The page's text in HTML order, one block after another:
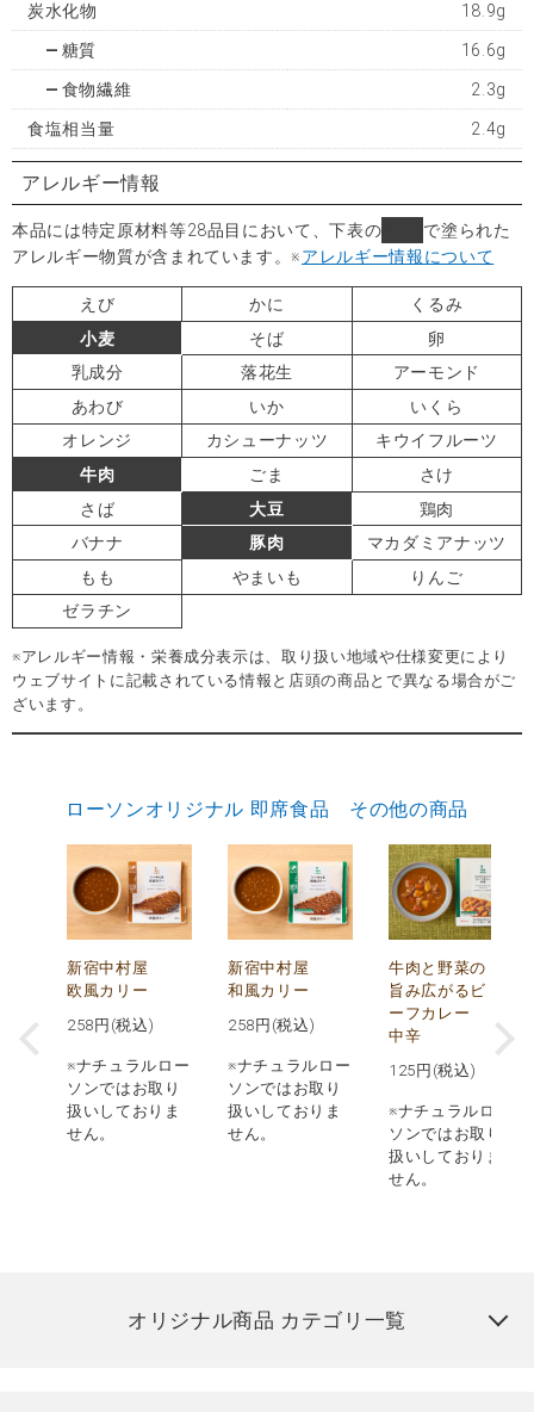
炭水化物 18.9g
糖質 16.6g
食物繊維 2.3g
食塩相当量 2.4g
アレルギー情報
本品には特定原材料等28品目において、下表の
で塗られた
アレルギー物質が含まれています。※アレルギー情報について
えび かに
くるみ
小麦
そば
卵
乳成分
落花生
アーモンド
あわび
いか
いくら
オレンジ
カシューナッツ
キウイフルーツ
牛肉
ごま
さけ
さば
大豆
鶏肉
バナナ
豚肉
マカダミアナッツ
もも
やまいも
りんご
ゼラチン
※アレルギー情報・栄養成分表示は、取り扱い地域や仕様変更により
ウェブサイトに記載されている情報と店頭の商品とで異なる場合がご
ざいます。
ローソンオリジナル 即席食品 その他の商品
新宿中村屋
欧風カリー
258 円(税込)
※ナチュラルロー
ソンではお取り
扱いしておりま
せん。
新宿中村屋
和風カリー
258 円(税込)
※ナチュラルロー
ソンではお取り
扱いしておりま
せん。
牛肉と野菜の
旨み広がるビ
ーフカレー
中辛
125 円(税込)
※ナチュラルロー
ソンではお取り
扱いしておりま
せん。
オリジナル商品 カテゴリ一覧